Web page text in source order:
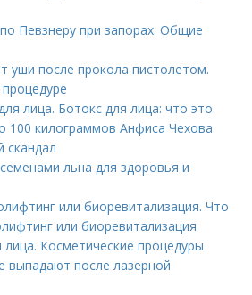
Певзнеру при запорах. Общие
уши после прокола пистолетом.
лица. Ботокс для лица: что это
100 килограммов Анфиса Чехова
скандал
льна для здоровья и
или биоревитализация. Что
или биоревитализация
Косметические процедуры
выпадают после лазерной